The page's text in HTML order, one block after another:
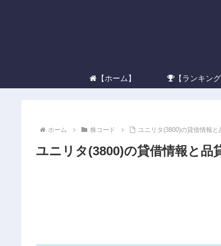
【ホーム】 【ランキング
ホーム 株コード ユニリタ(3800)の貸借情報と
ユニリタ(3800)の貸借情報と品